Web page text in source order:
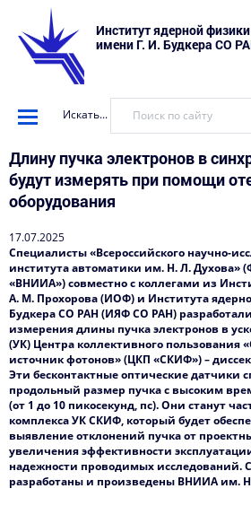
Институт ядерной физики
имени Г. И. Будкера СО
Искать...
Длину пучка электронов в
будут измерять при помощи
оборудования
17.07.2025
Специалисты «Всероссийского научно-
института автоматики им. Н. Л. Духова»
«ВНИИА») совместно с коллегами из
А. М. Прохорова (ИОФ) и Института
Будкера СО РАН (ИЯФ СО РАН)
измерения длины пучка электронов в
(УК) Центра коллективного пользования
источник фотонов» (ЦКП «СКИФ») –
Эти бесконтактные оптические датчики
продольный размер пучка с высоким
(от 1 до 10 пикосекунд, пс). Они станут
комплекса УК СКИФ, который будет
выявление отклонений пучка от
увеличения эффективности
надежности проводимых исследований.
разработаны и произведены ВНИИА им.